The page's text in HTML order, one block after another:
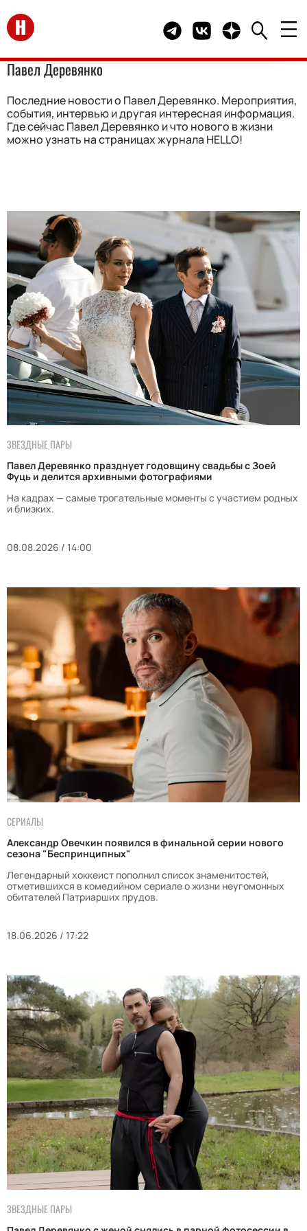
Перейти на главную Telegram канал HELLO
Группа HELLO
Канал HELLO в
Павел Деревянко
Последние новости о Павел Деревянко. Мероприятия,
события, интервью и другая интересная информация.
Где сейчас Павел Деревянко и что нового в жизни
можно узнать на страницах журнала HELLO!
ЗВЕЗДНЫЕ ПАРЫ
Павел Деревянко празднует годовщину свадьбы с Зоей
Фуць и делится архивными фотографиями
На кадрах — самые трогательные моменты с участием родных
и близких.
08.08.2026 / 14:00
СЕРИАЛЫ
Александр Овечкин появился в финальной серии нового
сезона "Беспринципных"
Легендарный хоккеист пополнил список знаменитостей,
отметившихся в комедийном сериале о жизни неугомонных
обитателей Патриарших прудов.
18.06.2026 / 17:22
ЗВЕЗДНЫЕ ПАРЫ